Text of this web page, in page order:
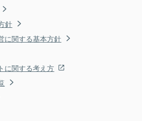
針
に関する基本方針
に関する考え方